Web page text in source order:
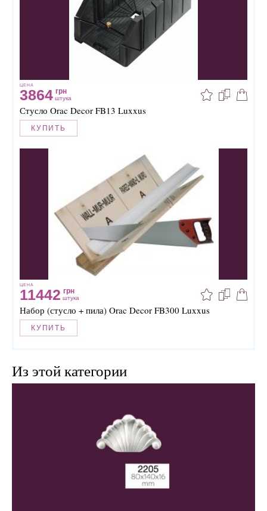
ЦЕНА
3864 грн
штука
Стусло Orac Decor FB13 Luxxus
КУПИТЬ
ЦЕНА
11442 грн
штука
Набор (стусло + пила) Orac Decor FB300 Luxxus
КУПИТЬ
Из этой категории